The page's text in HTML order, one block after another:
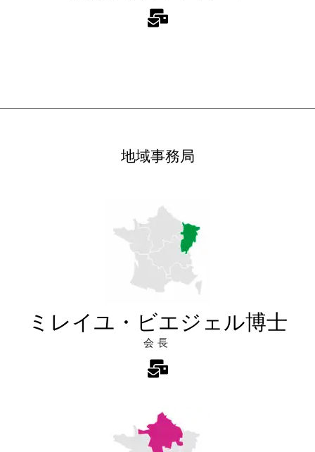
地域事務局
ミレイユ・ビエジェル博士
会長